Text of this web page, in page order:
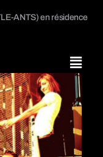
ANTS) en résidence